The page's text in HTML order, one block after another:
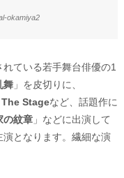
okamiya2
ている若手舞台俳優の1
舞」を皮切りに、
The Stageなど、話題作に
の紋章」などに出演して
となります。繊細な演